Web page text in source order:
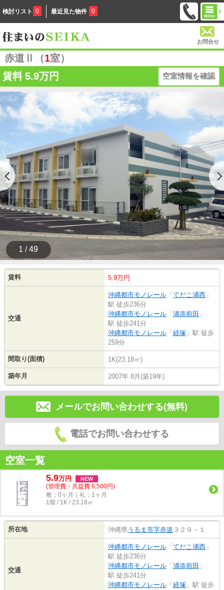
検討リスト 0 最近見た物件 0
お問合せ
赤道Ⅱ（1室）
賃料 5.9万円 空室情報を確認
1 / 49
賃料 5.9万円
交通
沖縄都市モノレール 「 てだこ浦西 」
駅 徒歩236分
沖縄都市モノレール 「 浦添前田 」
駅 徒歩241分
沖縄都市モノレール 「 経塚 」駅 徒歩
259分
間取り(面積) 1K(23.18㎡)
築年月 2007年 8月(築19年)
メールでお問い合わせする(無料)
電話でお問い合わせする
空室一覧
5.9万円 NEW
(管理費・共益費 6,500円)
敷：0ヶ月｜礼：1ヶ月
1階 / 1K / 23.18㎡
所在地 沖縄県うるま市字赤道 ３２９－１
交通
沖縄都市モノレール 「 てだこ浦西 」
駅 徒歩236分
沖縄都市モノレール 「 浦添前田 」
駅 徒歩241分
沖縄都市モノレール 「 経塚 」駅 徒歩